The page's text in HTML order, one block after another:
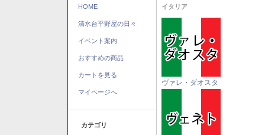
HOME
清水台平野屋の日々
イベント案内
おすすめの商品
カートを見る
マイページへ
カテゴリ
イタリア
ヴァレ・ダオスタ